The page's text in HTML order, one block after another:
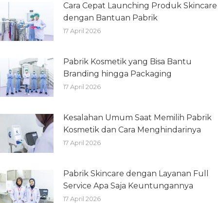
Cara Cepat Launching Produk Skincare
dengan Bantuan Pabrik
17 April 2026
Pabrik Kosmetik yang Bisa Bantu
Branding hingga Packaging
17 April 2026
Kesalahan Umum Saat Memilih Pabrik
Kosmetik dan Cara Menghindarinya
17 April 2026
Pabrik Skincare dengan Layanan Full
Service Apa Saja Keuntungannya
17 April 2026